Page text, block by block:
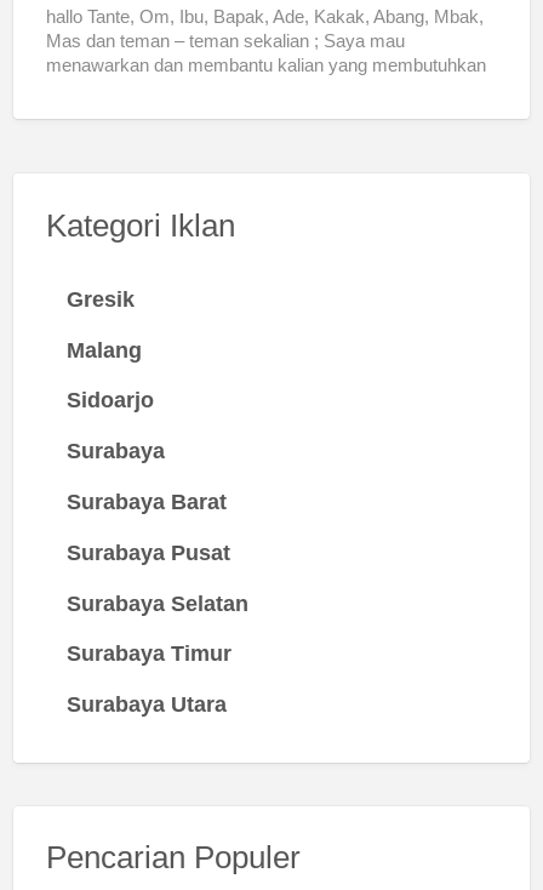
hallo Tante, Om, Ibu, Bapak, Ade, Kakak, Abang, Mbak,
Mas dan teman – teman sekalian ; Saya mau
menawarkan dan membantu kalian yang membutuhkan
Kategori Iklan
Gresik
Malang
Sidoarjo
Surabaya
Surabaya Barat
Surabaya Pusat
Surabaya Selatan
Surabaya Timur
Surabaya Utara
Pencarian Populer